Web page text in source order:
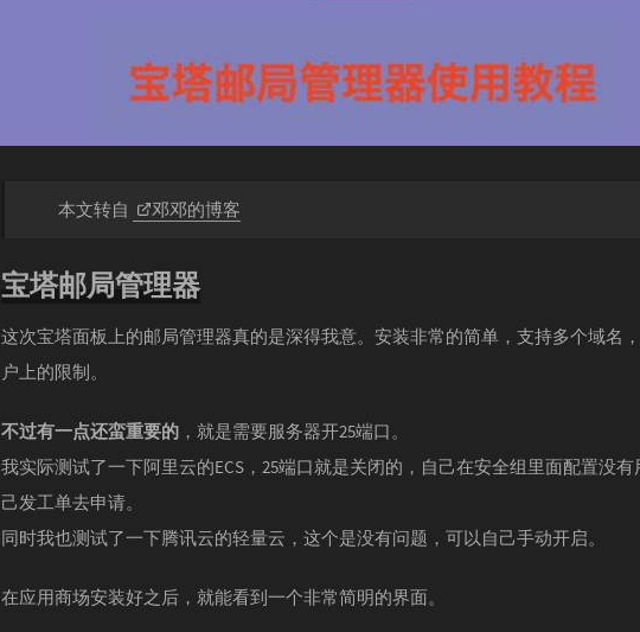
本文转自 邓邓的博客
宝塔邮局管理器
这次宝塔面板上的邮局管理器真的是深得我意。安装非常的简单，支持多个域名
户上的限制。
不过有一点还蛮重要的 ，就是需要服务器开25端口。
我实际测试了一下阿里云的ECS，25端口就是关闭的，自己在安全组里面配置没
己发工单去申请。
同时我也测试了一下腾讯云的轻量云，这个是没有问题，可以自己手动开启。
在应用商场安装好之后，就能看到一个非常简明的界面。